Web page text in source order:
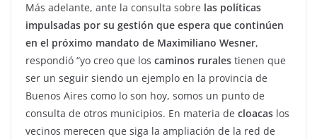
Más adelante, ante la consulta sobre las políticas
impulsadas por su gestión que espera que continúen
en el próximo mandato de Maximiliano Wesner,
respondió “yo creo que los caminos rurales tienen que
ser un seguir siendo un ejemplo en la provincia de
Buenos Aires como lo son hoy, somos un punto de
consulta de otros municipios. En materia de cloacas los
vecinos merecen que siga la ampliación de la red de